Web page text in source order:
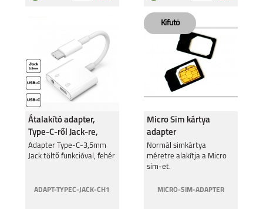
Átalakító adapter,
Type-C-ről Jack-re,
Fehér
Adapter Type-C-3,5mm
Jack töltő funkcióval, fehér
ADAPT-TYPEC-JACK-CH1
Micro Sim kártya
adapter
Normál simkártya
méretre alakítja a Micro
sim-et.
MICRO-SIM-ADAPTER